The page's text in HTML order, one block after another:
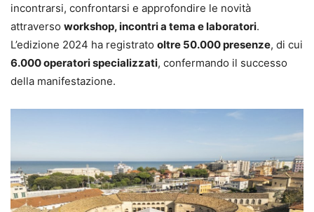
incontrarsi, confrontarsi e approfondire le novità
attraverso workshop, incontri a tema e laboratori.
L’edizione 2024 ha registrato oltre 50.000 presenze, di cui
6.000 operatori specializzati, confermando il successo
della manifestazione.